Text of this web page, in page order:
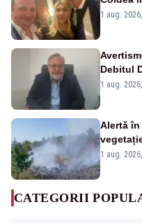
1 aug.
Debitul
1 aug.
Alertă
1 aug.
CATEGORII